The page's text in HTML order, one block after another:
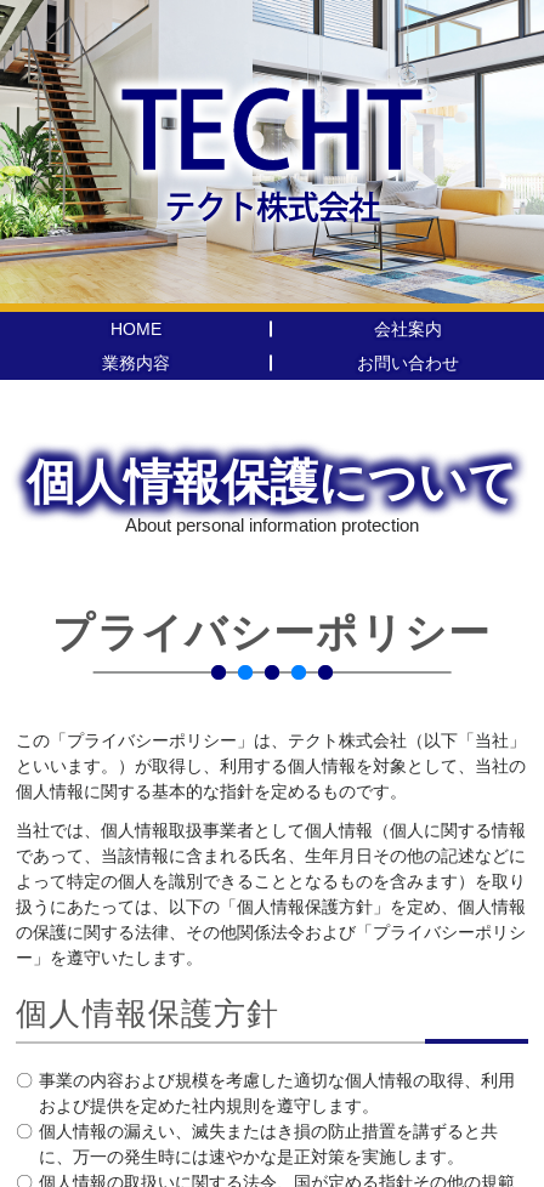
HOME
会社案内
業務内容
お問い合わせ
個人情報保護について
About personal information protection
プライバシーポリシー
この「プライバシーポリシー」は、テクト株式会社（以下「当社」
といいます。）が取得し、利用する個人情報を対象として、当社の
個人情報に関する基本的な指針を定めるものです。
当社では、個人情報取扱事業者として個人情報（個人に関する情報
であって、当該情報に含まれる氏名、生年月日その他の記述などに
よって特定の個人を識別できることとなるものを含みます）を取り
扱うにあたっては、以下の「個人情報保護方針」を定め、個人情報
の保護に関する法律、その他関係法令および「プライバシーポリシ
ー」を遵守いたします。
個人情報保護方針
事業の内容および規模を考慮した適切な個人情報の取得、利用
および提供を定めた社内規則を遵守します。
個人情報の漏えい、滅失またはき損の防止措置を講ずると共
に、万一の発生時には速やかな是正対策を実施します。
個人情報の取扱いに関する法令、国が定める指針その他の規範